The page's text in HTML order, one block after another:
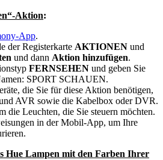
Aktion:
App.
der Registerkarte AKTIONEN und
und dann Aktion hinzufügen.
FERNSEHEN und geben Sie
SPORT SCHAUEN.
die Sie für diese Aktion benötigen,
AVR sowie die Kabelbox oder DVR.
die Leuchten, die Sie steuern möchten.
in der Mobil-App, um Ihre
Hue Lampen mit den Farben Ihrer